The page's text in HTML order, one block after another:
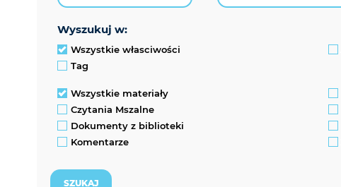
wyszukuj w:
Wszystkie własciwości
Tag
Wszystkie materiały
Czytania Mszalne
Dokumenty z biblioteki
Komentarze